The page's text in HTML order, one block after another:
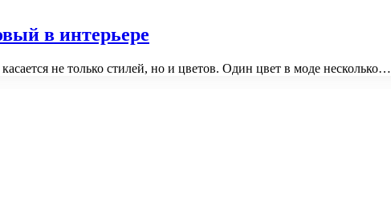
в интерьере
не только стилей, но и цветов. Один цвет в моде несколько…